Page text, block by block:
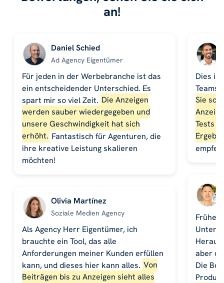
an!
Daniel Schied
Ad Agency Eigentümer
Für jeden in der Werbebranche ist das
ein entscheidender Unterschied. Es
spart mir so viel Zeit. Die Anzeigen
werden sauber wiedergegeben und
unsere Geschwindigkeit hat sich
erhöht. Fantastisch für Agenturen, die
ihre kreative Leistung skalieren
möchten!
Olivia Martínez
Soziale Medien Agency
Als Agency Herr Eigentümer, ich
brauchte ein Tool, das alle
Anforderungen meiner Kunden erfüllen
kann, und dieses hier kann alles. Von
Beiträgen bis zu Anzeigen sieht alles
Dies
Teams
Sie
Tests
Früher
aber
Die